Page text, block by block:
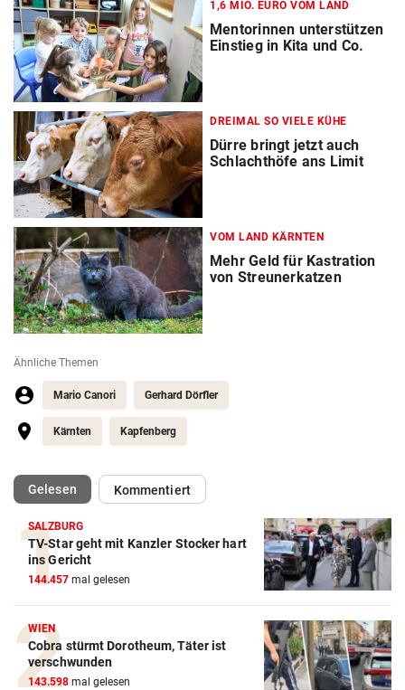
1,6 MIO. EURO VOM LAND
Mentorinnen unterstützen
Einstieg in Kita und Co.
DREIMAL SO VIELE KÜHE
Dürre bringt jetzt auch
Schlachthöfe ans Limit
VOM LAND KÄRNTEN
Mehr Geld für Kastration
von Streunerkatzen
Ähnliche Themen
Mario Canori Gerhard Dörfler
Kärnten Kapfenberg
Gelesen(ausgewählt)Kommentiert
SALZBURG
TV-Star geht mit Kanzler Stocker hart
ins Gericht
144.457 mal gelesen
WIEN
Cobra stürmt Dorotheum, Täter ist
verschwunden
143.598 mal gelesen